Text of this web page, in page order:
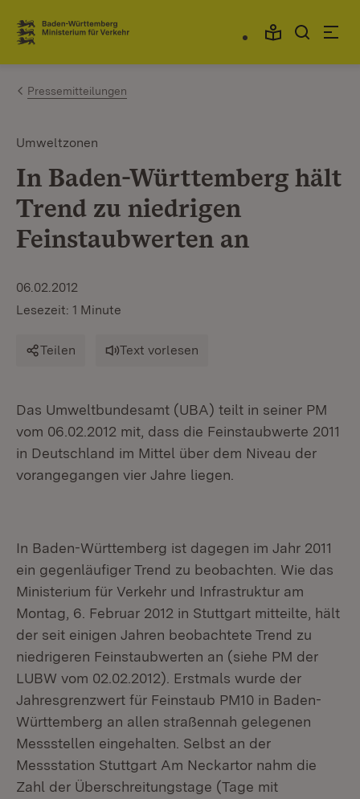
Zum Inhalt springen
Link zur Startseite
Pressemitteilungen
Umweltzonen
In Baden-Württemberg hält
Trend zu niedrigen
Feinstaubwerten an
06.02.2012
Lesezeit: 1 Minute
Teilen Text vorlesen
Das Umweltbundesamt (UBA) teilt in seiner PM
vom 06.02.2012 mit, dass die Feinstaubwerte 2011
in Deutschland im Mittel über dem Niveau der
vorangegangen vier Jahre liegen.
In Baden-Württemberg ist dagegen im Jahr 2011
ein gegenläufiger Trend zu beobachten. Wie das
Ministerium für Verkehr und Infrastruktur am
Montag, 6. Februar 2012 in Stuttgart mitteilte, hält
der seit einigen Jahren beobachtete Trend zu
niedrigeren Feinstaubwerten an (siehe PM der
LUBW vom 02.02.2012). Erstmals wurde der
Jahresgrenzwert für Feinstaub PM10 in Baden-
Württemberg an allen straßennah gelegenen
Messstellen eingehalten. Selbst an der
Messstation Stuttgart Am Neckartor nahm die
Zahl der Überschreitungstage (Tage mit